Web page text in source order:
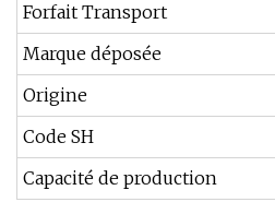
Forfait Transport
Marque déposée
Origine
Code SH
Capacité de production